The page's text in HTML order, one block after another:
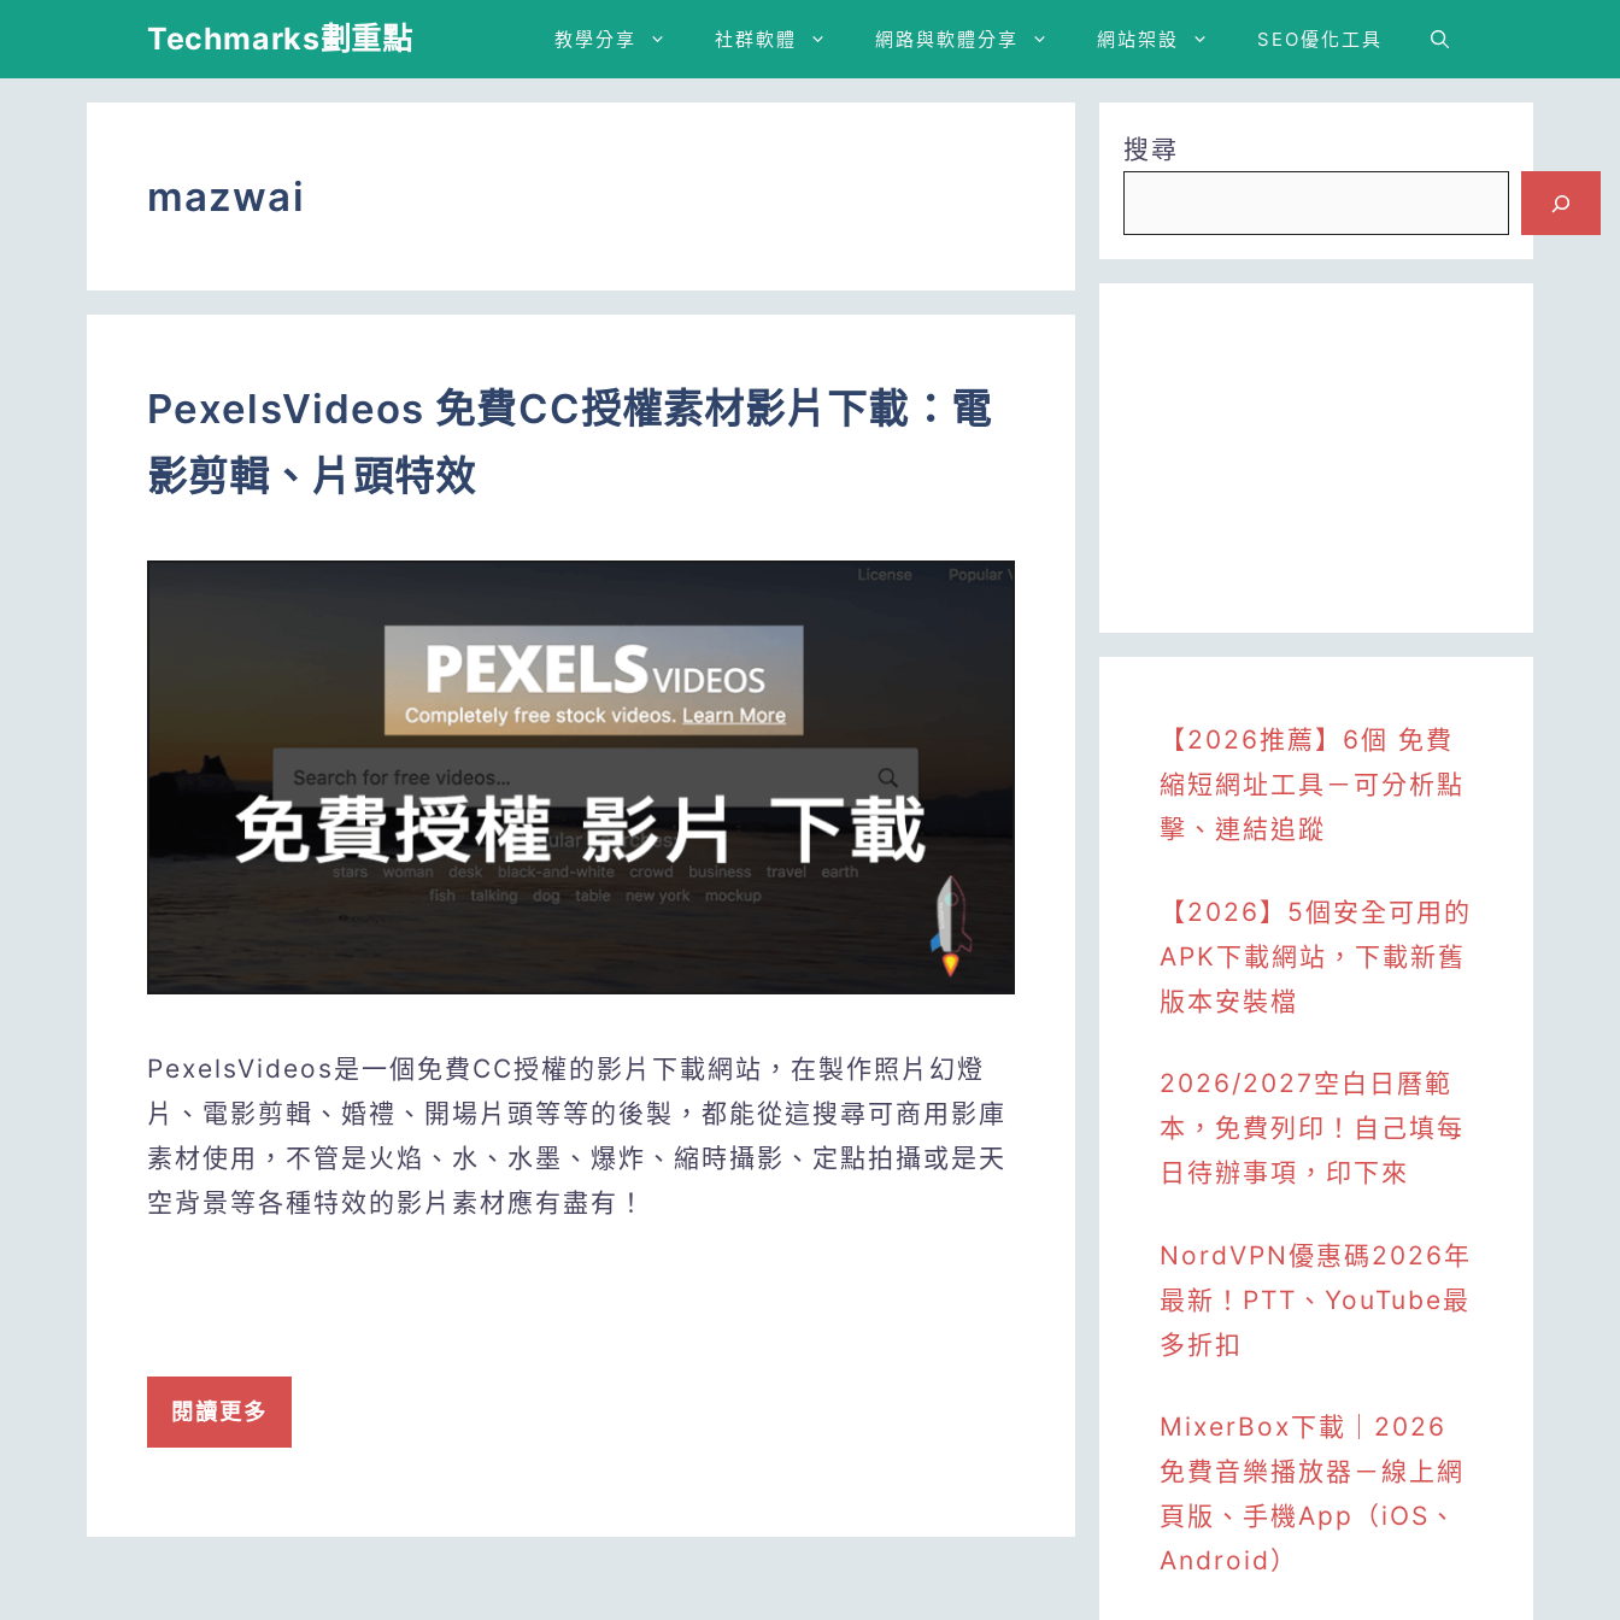
Techmarks劃重點 教學分享 社群軟體 網路與軟體分享 網站架設 SEO優化工具
mazwai
PexelsVideos 免費CC授權素材影片下載：電
影剪輯、片頭特效
PexelsVideos是一個免費CC授權的影片下載網站，在製作照片幻燈
片、電影剪輯、婚禮、開場片頭等等的後製，都能從這搜尋可商用影庫
素材使用，不管是火焰、水、水墨、爆炸、縮時攝影、定點拍攝或是天
空背景等各種特效的影片素材應有盡有！
閱讀更多
搜尋
【2026推薦】6個 免費
縮短網址工具－可分析點
擊、連結追蹤
【2026】5個安全可用的
APK下載網站，下載新舊
版本安裝檔
2026/2027空白日曆範
本，免費列印！自己填每
日待辦事項，印下來
NordVPN優惠碼2026年
最新！PTT、YouTube最
多折扣
MixerBox下載｜2026
免費音樂播放器－線上網
頁版、手機App（iOS、
Android）